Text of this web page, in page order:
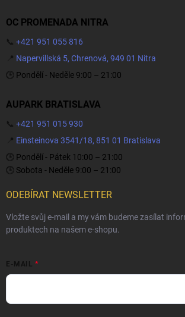
OC PROMENADA NITRA
📞 +421 951 055 816
📍 Napervillská 5, Chrenová, 949 01 Nitra
🕒 Pondělí - Neděle 9:00 – 21:00
AUPARK BRATISLAVA
📞 +421 951 015 930
📍 Einsteinova 3541/18, 851 01 Bratislava
🕒 Pondělí - Pátek 10:00 – 21:00
🕒 Sobota - Neděle 9:00 – 21:00
ODEBÍRAT NEWSLETTER
Vložte svůj e-mail a my vám budeme zasílat
produktech na našem e-shopu.
E-MAIL